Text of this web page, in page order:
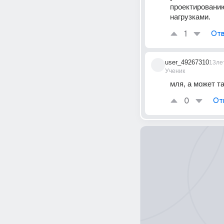
нагрузками.
1
user_49267310
Ученик
мля, а может
0